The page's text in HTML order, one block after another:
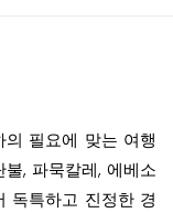
필요에 맞는 여행
, 파묵칼레, 에베소
독특하고 진정한 경